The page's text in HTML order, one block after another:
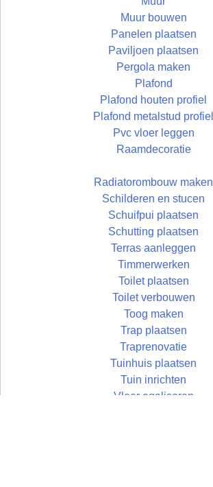
Muur bouwen
Panelen plaatsen
Paviljoen plaatsen
Pergola maken
Plafond
Plafond houten profiel
Plafond metalstud profiel
Pvc vloer leggen
Raamdecoratie
Radiatorombouw maken
Schilderen en stucen
Schuifpui plaatsen
Schutting plaatsen
Terras aanleggen
Timmerwerken
Toilet plaatsen
Toilet verbouwen
Toog maken
Trap plaatsen
Traprenovatie
Tuinhuis plaatsen
Tuin inrichten
Vloer egaliseren